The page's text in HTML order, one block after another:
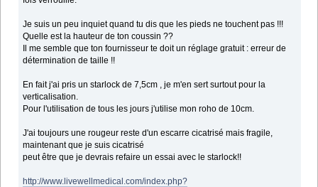
Je suis un peu inquiet quand tu dis que les pieds ne touchent pas !!!
Quelle est la hauteur de ton coussin ??
Il me semble que ton fournisseur te doit un réglage gratuit : erreur de
détermination de taille !!
En fait j'ai pris un starlock de 7,5cm , je m'en sert surtout pour la
verticalisation.
Pour l'utilisation de tous les jours j'utilise mon roho de 10cm.
J'ai toujours une rougeur reste d'un escarre cicatrisé mais fragile,
maintenant que je suis cicatrisé
peut être que je devrais refaire un essai avec le starlock!!
http://www.livewellmedical.com/index.php?